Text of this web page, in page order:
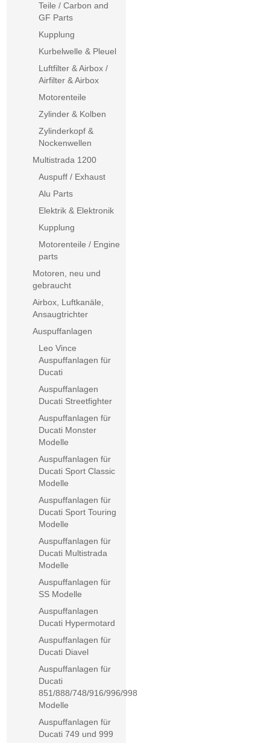
Teile / Carbon and
GF Parts
Kupplung
Kurbelwelle & Pleuel
Luftfilter & Airbox /
Airfilter & Airbox
Motorenteile
Zylinder & Kolben
Zylinderkopf &
Nockenwellen
Multistrada 1200
Auspuff / Exhaust
Alu Parts
Elektrik & Elektronik
Kupplung
Motorenteile / Engine
parts
Motoren, neu und
gebraucht
Airbox, Luftkanäle,
Ansaugtrichter
Auspuffanlagen
Leo Vince
Auspuffanlagen für
Ducati
Auspuffanlagen
Ducati Streetfighter
Auspuffanlagen für
Ducati Monster
Modelle
Auspuffanlagen für
Ducati Sport Classic
Modelle
Auspuffanlagen für
Ducati Sport Touring
Modelle
Auspuffanlagen für
Ducati Multistrada
Modelle
Auspuffanlagen für
SS Modelle
Auspuffanlagen
Ducati Hypermotard
Auspuffanlagen für
Ducati Diavel
Auspuffanlagen für
Ducati
851/888/748/916/996/998
Modelle
Auspuffanlagen für
Ducati 749 und 999